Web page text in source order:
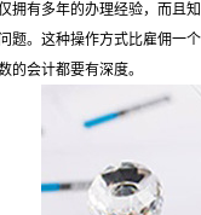
拥有多年的办理经验，而且
题。这种操作方式比雇佣一
的会计都要有深度。